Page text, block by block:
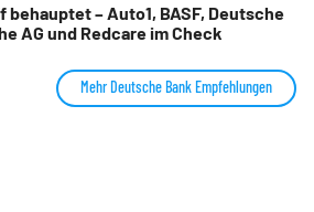
behauptet – Auto1, BASF, Deutsche
AG und Redcare im Check
Mehr Deutsche Bank Empfehlungen